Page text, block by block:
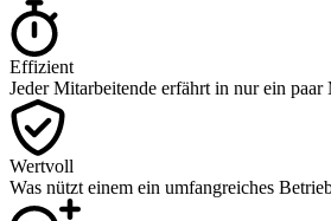
Effizient
Jeder Mitarbeitende erfährt in nur ein
Wertvoll
Was nützt einem ein umfangreiches